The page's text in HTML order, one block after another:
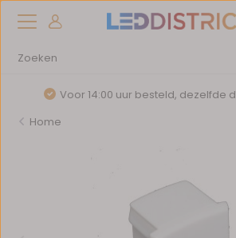
Voor 14:00 uur besteld, dezelfde
Home